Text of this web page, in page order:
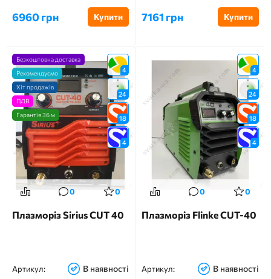
6960 грн Купити 7161 грн Купити
4
24
18
4
Безкоштовна доставка
Рекомендуємо
Хіт продажів
ПДВ
Гарантія 36 м
0 0
Плазморіз Sirius CUT 40
Артикул: В наявності
4
24
18
4
0 0
Плазморіз Flinke CUT-40
Артикул: В наявності